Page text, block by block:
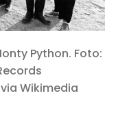
Python. Foto:
Wikimedia